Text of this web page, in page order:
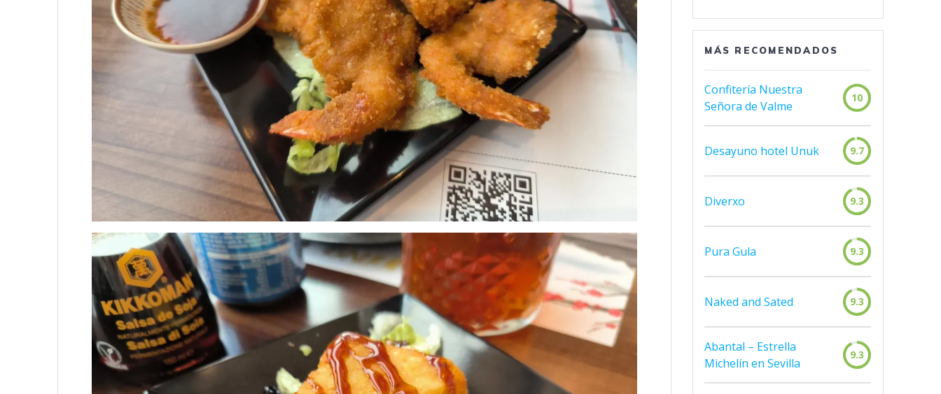
MÁS RECOMENDADOS
Confitería Nuestra
Señora de Valme
10
Desayuno hotel Unuk 9.7
Diverxo 9.3
Pura Gula 9.3
Naked and Sated 9.3
Abantal – Estrella
Michelín en Sevilla
9.3